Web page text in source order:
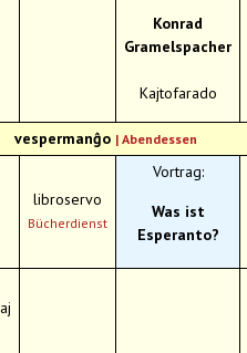
Konrad
Gramelspacher
Kajtofarado
vespermanĝo | Abendessen
libroservo
Bücherdienst
Vortrag:
Was ist
Esperanto?